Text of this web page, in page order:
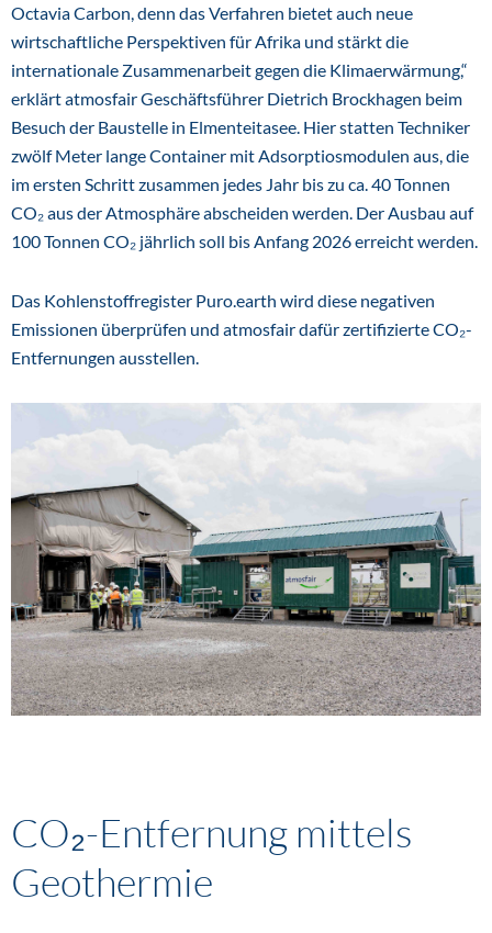
Octavia Carbon, denn das Verfahren bietet auch neue
wirtschaftliche Perspektiven für Afrika und stärkt die
internationale Zusammenarbeit gegen die Klimaerwärmung,“
erklärt atmosfair Geschäftsführer Dietrich Brockhagen beim
Besuch der Baustelle in Elmenteitasee. Hier statten Techniker
zwölf Meter lange Container mit Adsorptiosmodulen aus, die
im ersten Schritt zusammen jedes Jahr bis zu ca. 40 Tonnen
CO₂ aus der Atmosphäre abscheiden werden. Der Ausbau auf
100 Tonnen CO₂ jährlich soll bis Anfang 2026 erreicht werden.
Das Kohlenstoffregister Puro.earth wird diese negativen
Emissionen überprüfen und atmosfair dafür zertifizierte CO₂-
Entfernungen ausstellen.
CO₂-Entfernung mittels
Geothermie